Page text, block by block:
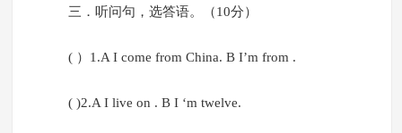
三．听问句，选答语。（10分）
( ）1.A I come from China. B I’m from .
( )2.A I live on . B I ‘m twelve.